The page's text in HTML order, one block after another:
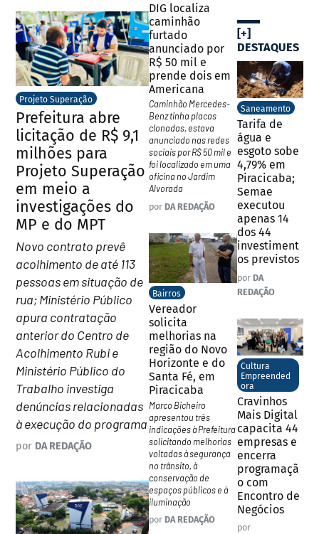
Projeto Superação
Prefeitura abre
licitação de R$ 9,1
milhões para
Projeto Superação
em meio a
investigações do
MP e do MPT
Novo contrato prevê
acolhimento de até 113
pessoas em situação de
rua; Ministério Público
apura contratação
anterior do Centro de
Acolhimento Rubi e
Ministério Público do
Trabalho investiga
denúncias relacionadas
à execução do programa
por DA REDAÇÃO
DIG localiza
caminhão
furtado
anunciado por
R$ 50 mil e
prende dois em
Americana
Caminhão Mercedes-
Benz tinha placas
clonadas, estava
anunciado nas redes
sociais por R$ 50 mil e
foi localizado em uma
oficina no Jardim
Alvorada
por DA REDAÇÃO
Bairros
Vereador
solicita
melhorias na
região do Novo
Horizonte e do
Santa Fé, em
Piracicaba
Marco Bicheiro
apresentou três
indicações à Prefeitura
solicitando melhorias
voltadas à segurança
no trânsito, à
conservação de
espaços públicos e à
iluminação
por DA REDAÇÃO
[+]
DESTAQUES
Saneamento
Tarifa de
água e
esgoto sobe
4,79% em
Piracicaba;
Semae
executou
apenas 14
dos 44
investiment
os previstos
por DA
REDAÇÃO
Cultura
Empreended
ora
Cravinhos
Mais Digital
capacita 44
empresas e
encerra
programaçã
o com
Encontro de
Negócios
por